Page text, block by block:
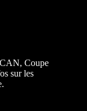
Coupe
sur les